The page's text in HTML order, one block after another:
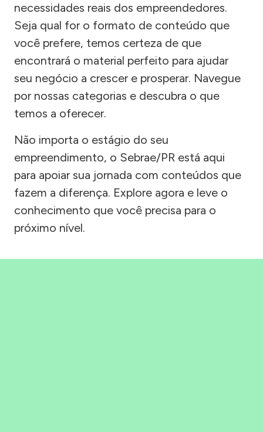
necessidades reais dos empreendedores.
Seja qual for o formato de conteúdo que
você prefere, temos certeza de que
encontrará o material perfeito para ajudar
seu negócio a crescer e prosperar. Navegue
por nossas categorias e descubra o que
temos a oferecer.
Não importa o estágio do seu
empreendimento, o Sebrae/PR está aqui
para apoiar sua jornada com conteúdos que
fazem a diferença. Explore agora e leve o
conhecimento que você precisa para o
próximo nível.